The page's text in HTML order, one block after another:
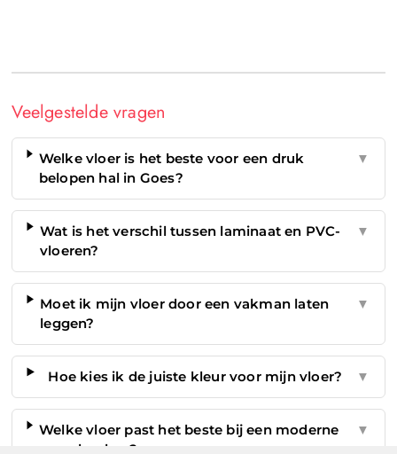
Veelgestelde vragen
Welke vloer is het beste voor een druk
belopen hal in Goes?
▼
Wat is het verschil tussen laminaat en PVC-
vloeren?
▼
Moet ik mijn vloer door een vakman laten
leggen?
▼
Hoe kies ik de juiste kleur voor mijn vloer? ▼
Welke vloer past het beste bij een moderne
open keuken?
▼